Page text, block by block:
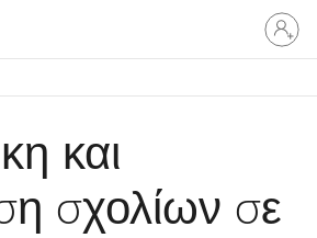
Είσοδος
στον
και
σχολίων σε